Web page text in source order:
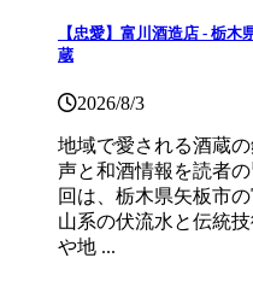
【忠愛】富川酒造店 ‐ 栃
蔵
2026/8/3
地域で愛される酒蔵
声と和酒情報を読者
回は、栃木県矢板市
山系の伏流水と伝統
や地 ...